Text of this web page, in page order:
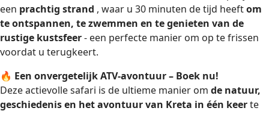
een prachtig strand , waar u 30 minuten de tijd heeftom
te ontspannen, te zwemmen en te genieten van de
rustige kustsfeer- een perfecte manier om op te frissen
voordat u terugkeert.
🔥 Een onvergetelijk ATV-avontuur – Boek nu!
Deze actievolle safari is de ultieme manier om de natuur,
geschiedenis en het avontuur van Kreta in één keerte